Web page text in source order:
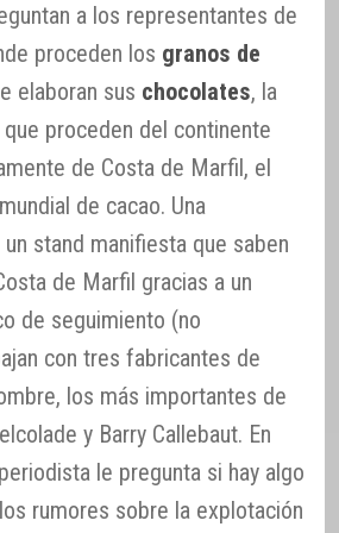
a los representantes de
proceden los granos de
elaboran sus chocolates, la
proceden del continente
de Costa de Marfil, el
de cacao. Una
stand manifiesta que saben
de Marfil gracias a un
de seguimiento (no
con tres fabricantes de
los más importantes de
y Barry Callebaut. En
le pregunta si hay algo
rumores sobre la explotación